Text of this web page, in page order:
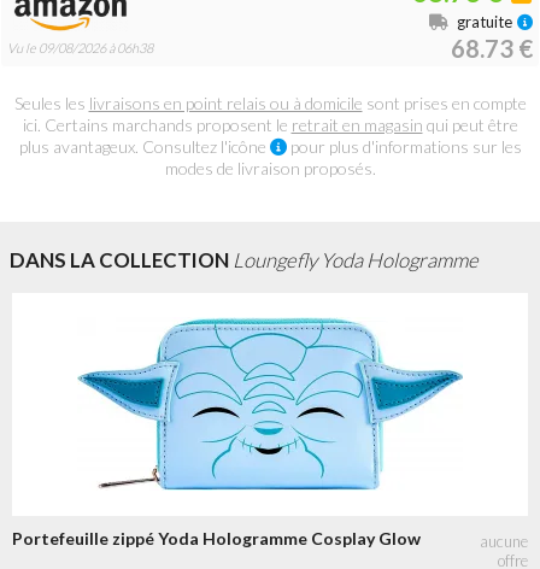
Vu le 09/08/2026 à 06h38 68.73 €
gratuite
Seules les livraisons en point relais ou à domicile sont prises en compte
ici. Certains marchands proposent le retrait en magasin qui peut être
plus avantageux. Consultez l'icône
pour plus d'informations sur les
modes de livraison proposés.
DANS LA COLLECTION Loungefly Yoda Hologramme
Portefeuille zippé Yoda Hologramme Cosplay Glow